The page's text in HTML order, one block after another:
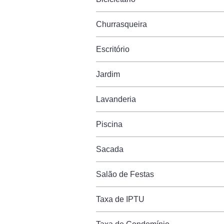
Churrasqueira
Escritório
Jardim
Lavanderia
Piscina
Sacada
Salão de Festas
Taxa de IPTU